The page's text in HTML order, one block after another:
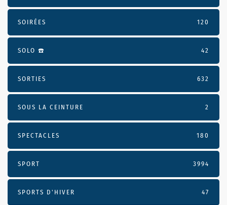
SOIRÉES 120
SOLO ☎️ 42
SORTIES 632
SOUS LA CEINTURE 2
SPECTACLES 180
SPORT 3994
SPORTS D'HIVER 47